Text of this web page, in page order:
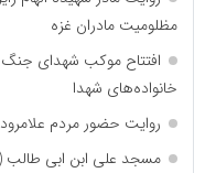
مظلومیت مادران غزه
افتتاح موکب شهدای جنگ
خانواده‌های شهدا
روایت حضور مردم
مسجد علی ابن ابی